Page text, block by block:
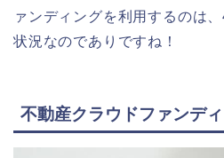
ァンディングを利用するのは
状況なのでありですね！
不動産クラウドファンデ